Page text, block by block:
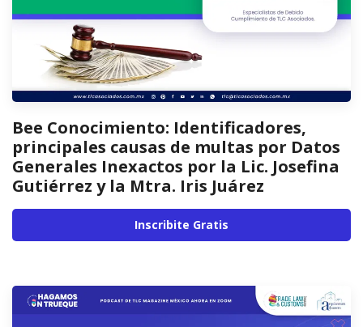
Bee Conocimiento: Identificadores,
principales causas de multas por Datos
Generales Inexactos por la Lic. Josefina
Gutiérrez y la Mtra. Iris Juárez
Inscribite Gratis